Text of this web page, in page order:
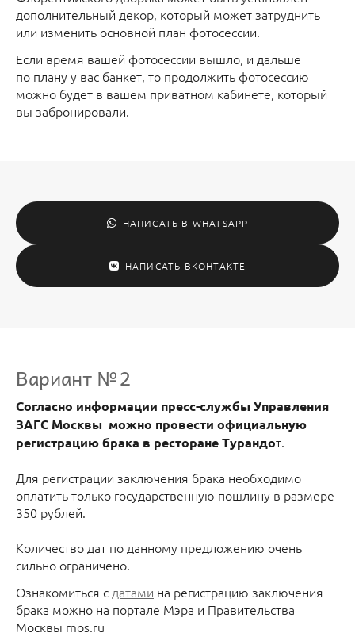
дополнительный декор, который может затруднить
или изменить основной план фотосессии.
Если время вашей фотосессии вышло, и дальше
по плану у вас банкет, то продолжить фотосессию
можно будет в вашем приватном кабинете, который
вы забронировали.
НАПИСАТЬ В WHATSAPP
НАПИСАТЬ ВКОНТАКТЕ
Вариант № 2
Согласно информации пресс-службы Управления
ЗАГС Москвы можно провести официальную
регистрацию брака в ресторане Турандот.
Для регистрации заключения брака необходимо
оплатить только государственную пошлину в размере
350 рублей.
Количество дат по данному предложению очень
сильно ограничено.
Ознакомиться с датами на регистрацию заключения
брака можно на портале Мэра и Правительства
Москвы mos.ru